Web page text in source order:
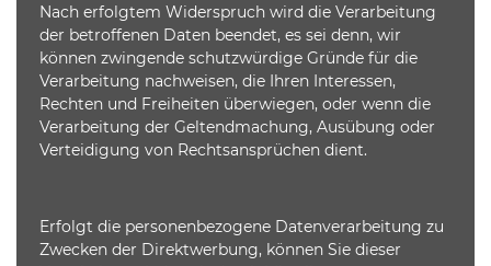
Nach erfolgtem Widerspruch wird die Verarbeitung
der betroffenen Daten beendet, es sei denn, wir
können zwingende schutzwürdige Gründe für die
Verarbeitung nachweisen, die Ihren Interessen,
Rechten und Freiheiten überwiegen, oder wenn die
Verarbeitung der Geltendmachung, Ausübung oder
Verteidigung von Rechtsansprüchen dient.
Erfolgt die personenbezogene Datenverarbeitung zu
Zwecken der Direktwerbung, können Sie dieser